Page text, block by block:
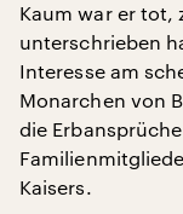
Kaum war er tot,
unterschrieben
Interesse am
Monarchen von
die
Kaisers.